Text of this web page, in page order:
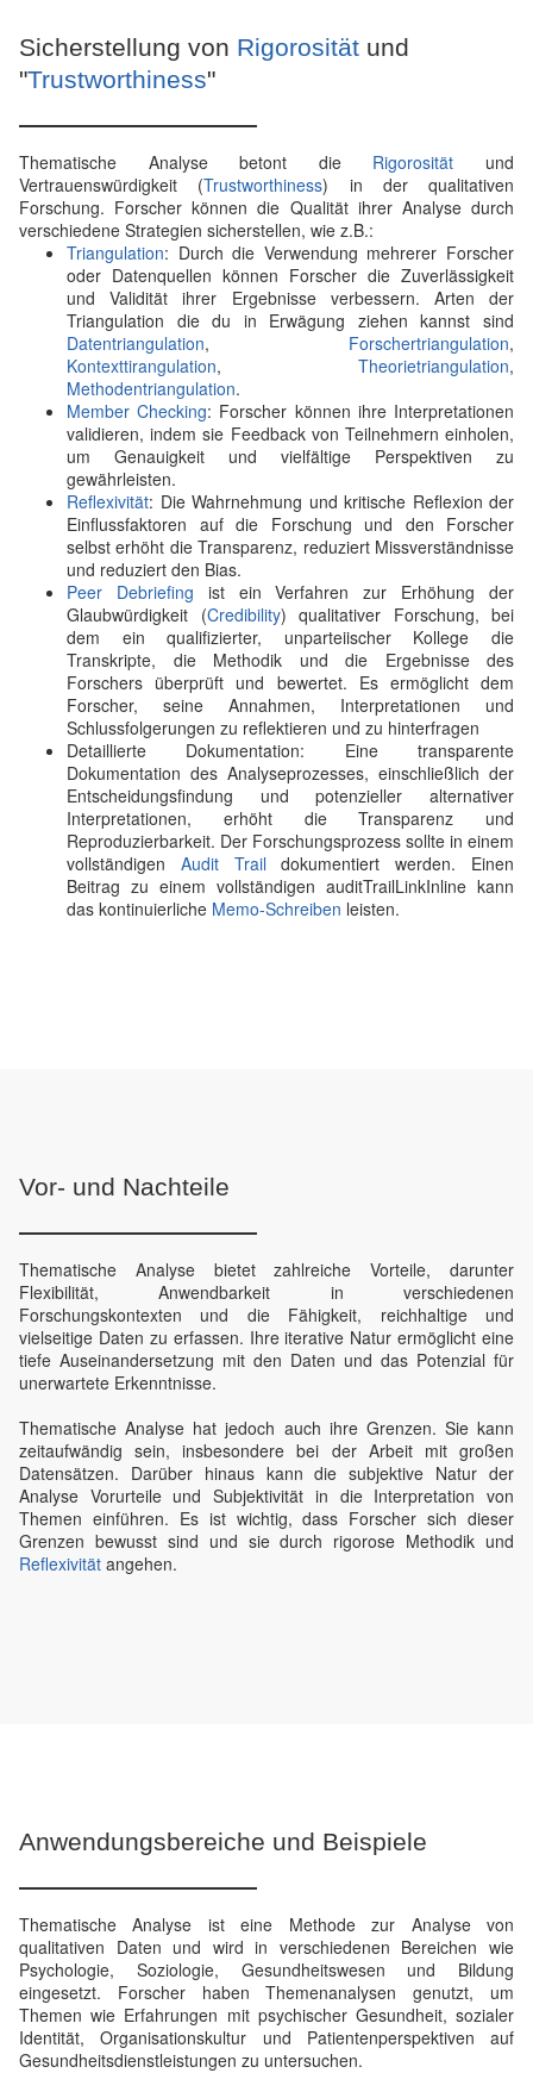
Sicherstellung von Rigorosität und
"Trustworthiness"
Thematische Analyse betont die Rigorosität und
Vertrauenswürdigkeit (Trustworthiness) in der qualitativen
Forschung. Forscher können die Qualität ihrer Analyse durch
verschiedene Strategien sicherstellen, wie z.B.:
Triangulation: Durch die Verwendung mehrerer Forscher
oder Datenquellen können Forscher die Zuverlässigkeit
und Validität ihrer Ergebnisse verbessern. Arten der
Triangulation die du in Erwägung ziehen kannst sind
Datentriangulation, Forschertriangulation,
Kontexttirangulation, Theorietriangulation,
Methodentriangulation.
Member Checking: Forscher können ihre Interpretationen
validieren, indem sie Feedback von Teilnehmern einholen,
um Genauigkeit und vielfältige Perspektiven zu
gewährleisten.
Reflexivität: Die Wahrnehmung und kritische Reflexion der
Einflussfaktoren auf die Forschung und den Forscher
selbst erhöht die Transparenz, reduziert Missverständnisse
und reduziert den Bias.
Peer Debriefing ist ein Verfahren zur Erhöhung der
Glaubwürdigkeit (Credibility) qualitativer Forschung, bei
dem ein qualifizierter, unparteiischer Kollege die
Transkripte, die Methodik und die Ergebnisse des
Forschers überprüft und bewertet. Es ermöglicht dem
Forscher, seine Annahmen, Interpretationen und
Schlussfolgerungen zu reflektieren und zu hinterfragen
Detaillierte Dokumentation: Eine transparente
Dokumentation des Analyseprozesses, einschließlich der
Entscheidungsfindung und potenzieller alternativer
Interpretationen, erhöht die Transparenz und
Reproduzierbarkeit. Der Forschungsprozess sollte in einem
vollständigen Audit Trail dokumentiert werden. Einen
Beitrag zu einem vollständigen auditTrailLinkInline kann
das kontinuierliche Memo-Schreiben leisten.
Vor- und Nachteile
Thematische Analyse bietet zahlreiche Vorteile, darunter
Flexibilität, Anwendbarkeit in verschiedenen
Forschungskontexten und die Fähigkeit, reichhaltige und
vielseitige Daten zu erfassen. Ihre iterative Natur ermöglicht eine
tiefe Auseinandersetzung mit den Daten und das Potenzial für
unerwartete Erkenntnisse.
Thematische Analyse hat jedoch auch ihre Grenzen. Sie kann
zeitaufwändig sein, insbesondere bei der Arbeit mit großen
Datensätzen. Darüber hinaus kann die subjektive Natur der
Analyse Vorurteile und Subjektivität in die Interpretation von
Themen einführen. Es ist wichtig, dass Forscher sich dieser
Grenzen bewusst sind und sie durch rigorose Methodik und
Reflexivität angehen.
Anwendungsbereiche und Beispiele
Thematische Analyse ist eine Methode zur Analyse von
qualitativen Daten und wird in verschiedenen Bereichen wie
Psychologie, Soziologie, Gesundheitswesen und Bildung
eingesetzt. Forscher haben Themenanalysen genutzt, um
Themen wie Erfahrungen mit psychischer Gesundheit, sozialer
Identität, Organisationskultur und Patientenperspektiven auf
Gesundheitsdienstleistungen zu untersuchen.